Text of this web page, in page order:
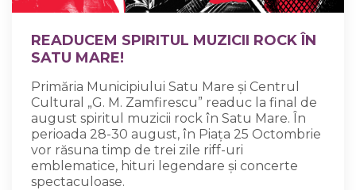
READUCEM SPIRITUL MUZICII ROCK ÎN
SATU MARE!
Primăria Municipiului Satu Mare și Centrul
Cultural „G. M. Zamfirescu” readuc la final de
august spiritul muzicii rock în Satu Mare. În
perioada 28-30 august, în Piața 25 Octombrie
vor răsuna timp de trei zile riff-uri
emblematice, hituri legendare și concerte
spectaculoase.